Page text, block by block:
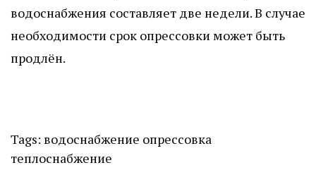
водоснабжения составляет две недели. В случае
необходимости срок опрессовки может быть
продлён.
Tags: водоснабжение опрессовка
теплоснабжение